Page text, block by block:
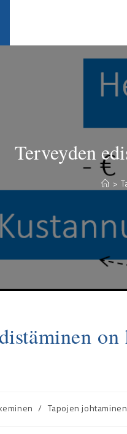
Terveyden
>
/ Tapojen johtaminen